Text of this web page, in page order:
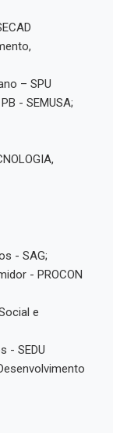
– SPU
- SEMUSA;
- SAG;
- PROCON
e
- SEDU